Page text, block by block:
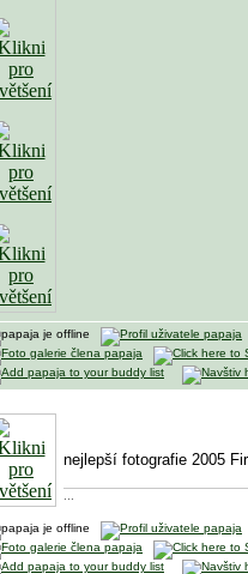
nejlepší fotografie 2005